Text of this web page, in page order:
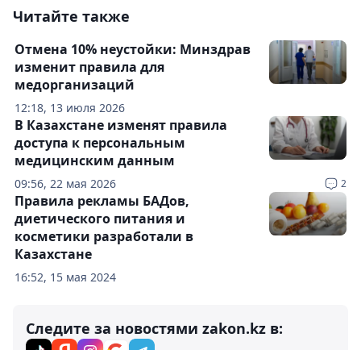
Читайте также
12:18, 13 июля 2026
Отмена 10% неустойки: Минздрав
изменит правила для
медорганизаций
09:56, 22 мая 2026 2
В Казахстане изменят правила
доступа к персональным
медицинским данным
16:52, 15 мая 2024
Правила рекламы БАДов,
диетического питания и
косметики разработали в
Казахстане
Следите за новостями zakon.kz в: